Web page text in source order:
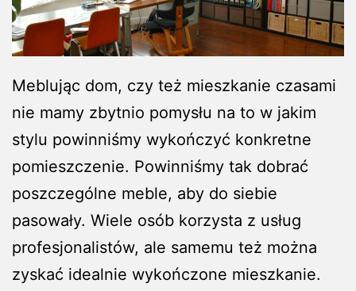
Meblując dom, czy też mieszkanie czasami
nie mamy zbytnio pomysłu na to w jakim
stylu powinniśmy wykończyć konkretne
pomieszczenie. Powinniśmy tak dobrać
poszczególne meble, aby do siebie
pasowały. Wiele osób korzysta z usług
profesjonalistów, ale samemu też można
zyskać idealnie wykończone mieszkanie.